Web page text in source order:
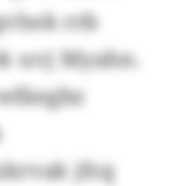
rrb
uvj Myahn.
jfcq